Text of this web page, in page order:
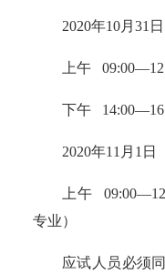
2020年10月31日
上午
下午
2020年11月1日
上午
专业）
应试人员必须